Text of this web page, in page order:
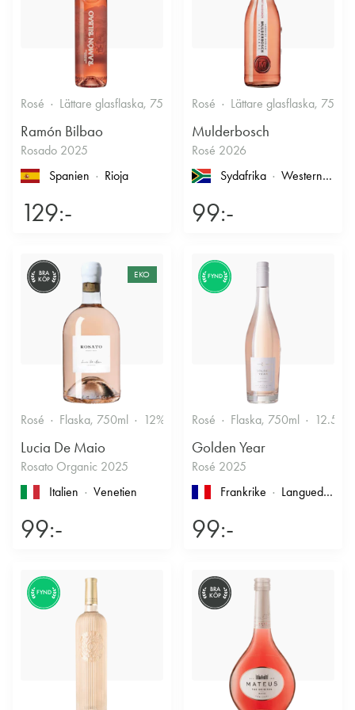
Rosé Lättare glasflaska, 750ml 12.5% Fruktigt & Smakrikt
Ramón Bilbao
Rosado 2025
Spanien
Rioja
129:-
Rosé Lättare glasflaska, 750ml
Mulderbosch
Rosé 2026
Sydafrika
Western Cape
99:-
BRA
KÖP
EKO
Rosé Flaska, 750ml 12% Fruktigt & Smakrikt
Lucia De Maio
Rosato Organic 2025
Italien
Venetien
99:-
FYND
Rosé Flaska, 750ml 12.5%
Golden Year
Rosé 2025
Frankrike
Languedoc-Roussillon
99:-
FYND
BRA
KÖP